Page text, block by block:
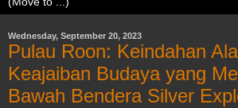
Wednesday, September 20, 2023
Pulau Roon: Keindahan
Keajaiban Budaya yang
Bawah Bendera Silver